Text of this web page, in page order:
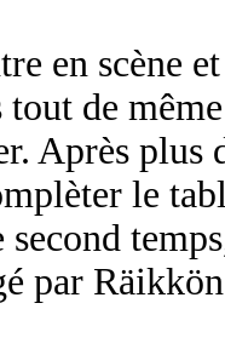
en scène
de
Après plus
le
par